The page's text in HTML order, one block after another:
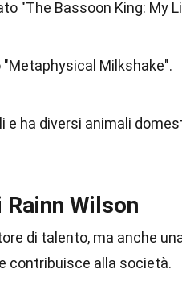
"The Bassoon King: My
Milkshake".
e ha diversi animali
Wilson
di talento, ma anche
contribuisce alla società.